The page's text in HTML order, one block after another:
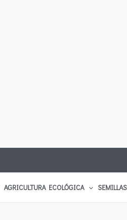
AGRICULTURA ECOLÓGICA SEMILLAS